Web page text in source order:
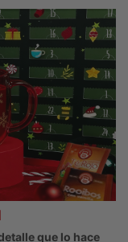
que lo hace